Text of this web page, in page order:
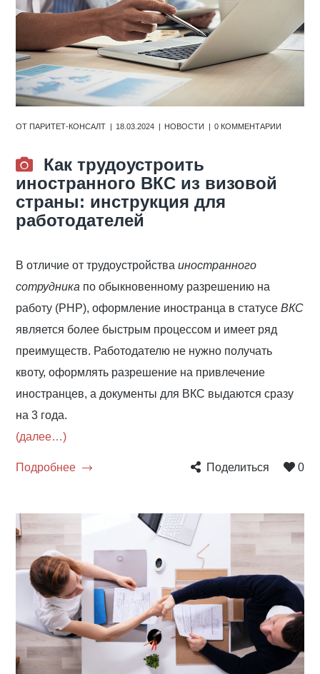
ОТПАРИТЕТ-КОНСАЛТ 18.03.2024 НОВОСТИ 0 КОММЕНТАРИИ
Как трудоустроить
иностранного ВКС из визовой
страны: инструкция для
работодателей
В отличие от трудоустройстваиностранного
сотрудника по обыкновенному разрешению на
работу (РНР), оформление иностранца в статусеВКС
является более быстрым процессом и имеет ряд
преимуществ. Работодателю не нужно получать
квоту, оформлять разрешение на привлечение
иностранцев, а документы для ВКС выдаются сразу
на 3 года.
(далее…)
Подробнее Поделиться 0